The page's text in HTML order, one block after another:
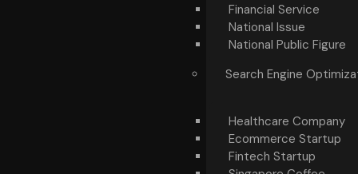
Financial Service
National Issue
National Public Figure
Search Engine
Healthcare Company
Ecommerce Startup
Fintech Startup